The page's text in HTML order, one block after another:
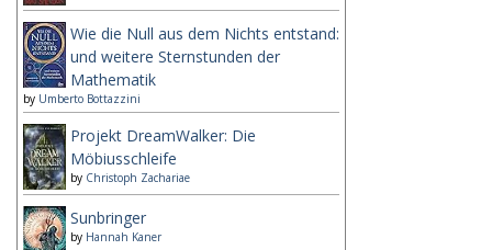
Wie die Null aus dem Nichts entstand:
und weitere Sternstunden der
Mathematik
by Umberto Bottazzini
Projekt DreamWalker: Die
Möbiusschleife
by Christoph Zachariae
Sunbringer
by Hannah Kaner